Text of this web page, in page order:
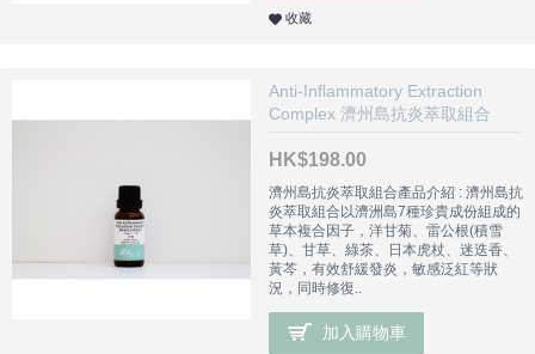
收藏
Anti-Inflammatory Extraction
Complex 濟州島抗炎萃取組合
HK$198.00
濟州島抗炎萃取組合產品介紹 : 濟州島抗
炎萃取組合以濟洲島7種珍貴成份組成的
草本複合因子，洋甘菊、雷公根(積雪
草)、甘草、綠茶、日本虎杖、迷迭香、
黃芩，有效舒緩發炎，敏感泛紅等狀
況，同時修復..
加入購物車